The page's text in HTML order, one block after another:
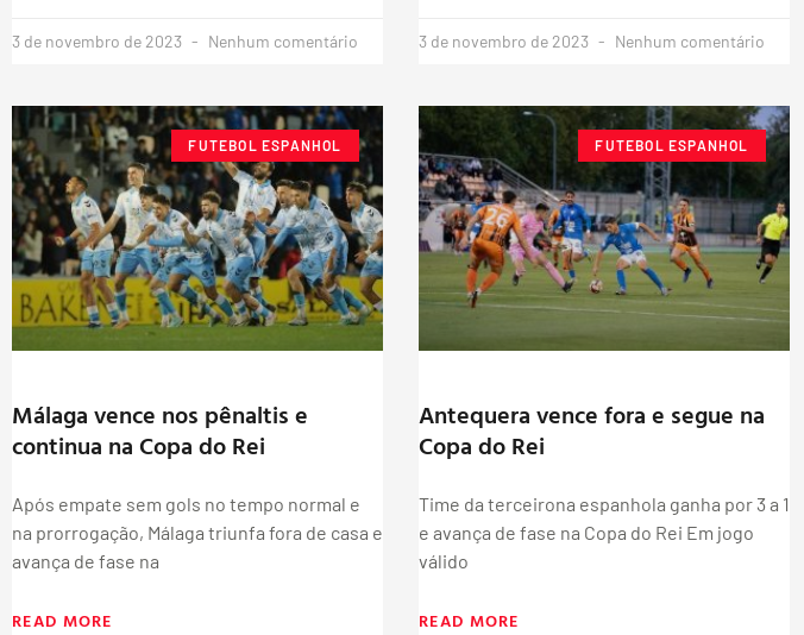
3 de novembro de 2023 Nenhum comentário 3 de novembro de 2023 Nenhum comentário
FUTEBOL ESPANHOL
Málaga vence nos pênaltis e
continua na Copa do Rei
Após empate sem gols no tempo normal e
na prorrogação, Málaga triunfa fora de casa e
avança de fase na
READ MORE
FUTEBOL ESPANHOL
Antequera vence fora e segue na
Copa do Rei
Time da terceirona espanhola ganha por 3 a 1
e avança de fase na Copa do Rei Em jogo
válido
READ MORE